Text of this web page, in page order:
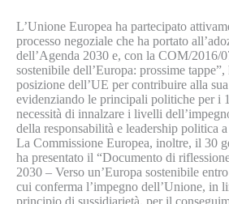
L’Unione Europea ha partecipato
processo negoziale che ha portato
dell’Agenda 2030 e, con la COM/2016/
sostenibile dell’Europa: prossime
posizione dell’UE per contribuire alla
evidenziando le principali politiche per i
necessità di innalzare i livelli
della responsabilità e leadership politica
La Commissione Europea, inoltre, il 30
ha presentato il “Documento di
2030 – Verso un’Europa sostenibile
cui conferma l’impegno dell’Unione, in
principio di sussidiarietà, per il